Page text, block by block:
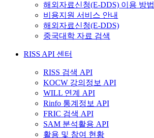
해외자료신청(E-DDS) 이용 방법
비용지원 서비스 안내
해외자료신청(E-DDS)
중국대학 자료 검색
RISS API 센터
RISS 검색 API
KOCW 강의정보 API
WILL 연계 API
Rinfo 통계정보 API
FRIC 검색 API
SAM 분석활용 API
활용 및 참여 현황